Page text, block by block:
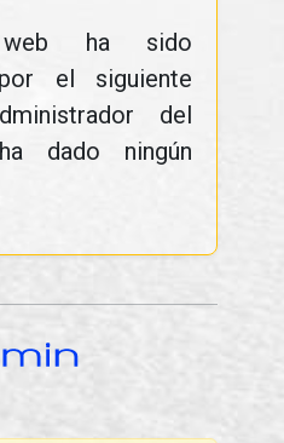
ha sido
el siguiente
del
dado ningún